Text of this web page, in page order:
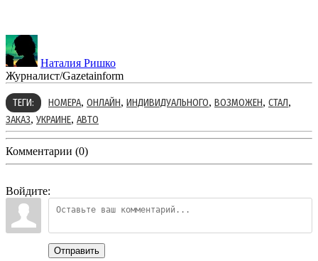
Наталия Ришко
Журналист/Gazetainform
ТЕГИ: НОМЕРА, ОНЛАЙН, ИНДИВИДУАЛЬНОГО, ВОЗМОЖЕН, СТАЛ,
ЗАКАЗ, УКРАИНЕ, АВТО
Комментарии (0)
Войдите:
Отправить